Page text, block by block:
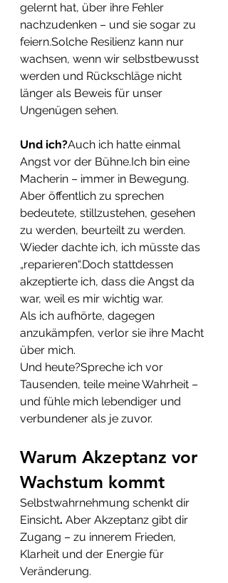
gelernt hat, über ihre Fehler
nachzudenken – und sie sogar zu
feiern.Solche Resilienz kann nur
wachsen, wenn wir selbstbewusst
werden und Rückschläge nicht
länger als Beweis für unser
Ungenügen sehen.
Und ich?Auch ich hatte einmal
Angst vor der Bühne.Ich bin eine
Macherin – immer in Bewegung.
Aber öffentlich zu sprechen
bedeutete, stillzustehen, gesehen
zu werden, beurteilt zu werden.
Wieder dachte ich, ich müsste das
„reparieren“.Doch stattdessen
akzeptierte ich, dass die Angst da
war, weil es mir wichtig war.
Als ich aufhörte, dagegen
anzukämpfen, verlor sie ihre Macht
über mich.
Und heute?Spreche ich vor
Tausenden, teile meine Wahrheit –
und fühle mich lebendiger und
verbundener als je zuvor.
Warum Akzeptanz vor
Wachstum kommt
Selbstwahrnehmung schenkt dir
Einsicht. Aber Akzeptanz gibt dir
Zugang – zu innerem Frieden,
Klarheit und der Energie für
Veränderung.